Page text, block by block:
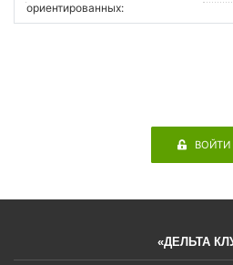
ориентированных:
ВОЙТИ
«ДЕЛЬТА